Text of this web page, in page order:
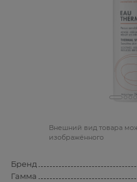
Bнешний вид товара
изображённого
Бренд
Гамма